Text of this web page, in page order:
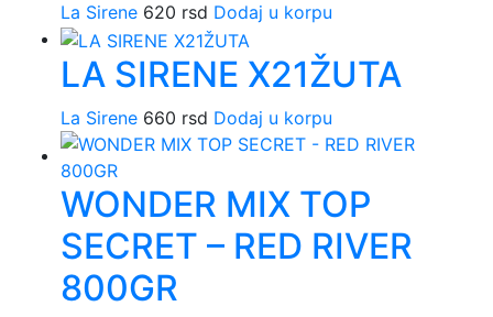
La Sirene 620 rsd Dodaj u korpu
LA SIRENE X21ŽUTA
La Sirene 660 rsd Dodaj u korpu
WONDER MIX TOP
SECRET – RED RIVER
800GR